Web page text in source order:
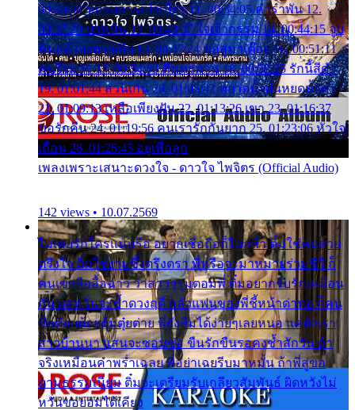
00:30:54 ขบวนการเปาเปียว 11. 00:34:05 คำรำพัน 12.
00:37:20 ปาหนัน 13. 00:40:37 ใจเจ้ากรรม 14. 00:44:15 จูบ
ฉันแล้วจงตายเสีย 15. 00:47:24 ขอสูมาเต๊อะ 16. 00:51:11
คนใจมาร 17. 00:54:50 คืนทรมาน 18. 00:58:25 รักนี้สีดำ
19. 01:01:44 ส่วนเกิน 20. 01:05:42 หยาดน้ำฝนหยดน้ำตา
21. 01:09:13 เหลือเพียงฝัน 22. 01:13:26 เขา 23. 01:16:37
ขอรักคืน 24. 01:19:56 คนเรารักกันยาก 25. 01:23:06 หัวใจ
เถื่อน 26. 01:26:45 อยู่เพื่อลูก
เพลงเพราะเสนาะดวงใจ - ดาวใจ ไพจิตร (Official Audio)
142 views • 10.07.2569
ไม่เคยรักใครแน่หรือ อยากเชื่อถือก็ไม่กล้า ติ๋มใช่คนสวย
ตรึงใจ ติ๋มใช่งามซึ้งตรึงตรา พี่หรือจะมาหมายร่วมชีวี ก็
คนเขาลืออื้อฉาว ว่าสาวๆรุมตอมพี่ ติ๋มอยากรับรักเหมือน
กัน แต่หวั่นจะช้ำดวงฤดี กลัวแฟนของพี่ชี้หน้าด่าทอ ก็คน
ชื่อต๋อยต้อยตุ้มตุ๋ยต่าย พี่ยังลืมได้ง่ายๆเลยหนอ แค่ตัวเรา
สาวบ้านนา แสนจะซอมซ่อ ขืนรักขืนรอคงช้ำสักวัน ถ้า
จริงเหมือนคำพร่ำเฉลย พี่อย่าเฉยรีบมาหมั้น ถ้าพี่สู่ขอ
ตามธรรมเนียม ติ๋มจะเตรียมรับเกลียวสัมพันธ์ ผิดหวังไม่
หวั่นขอยอมได้เคียง